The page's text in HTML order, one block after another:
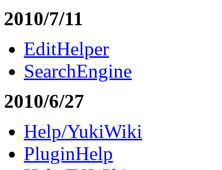
2010/7/11
EditHelper
SearchEngine
2010/6/27
Help/YukiWiki
PluginHelp